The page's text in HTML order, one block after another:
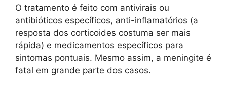
O tratamento é feito com antivirais ou
antibióticos específicos, anti-inflamatórios (a
resposta dos corticoides costuma ser mais
rápida) e medicamentos específicos para
sintomas pontuais. Mesmo assim, a meningite é
fatal em grande parte dos casos.